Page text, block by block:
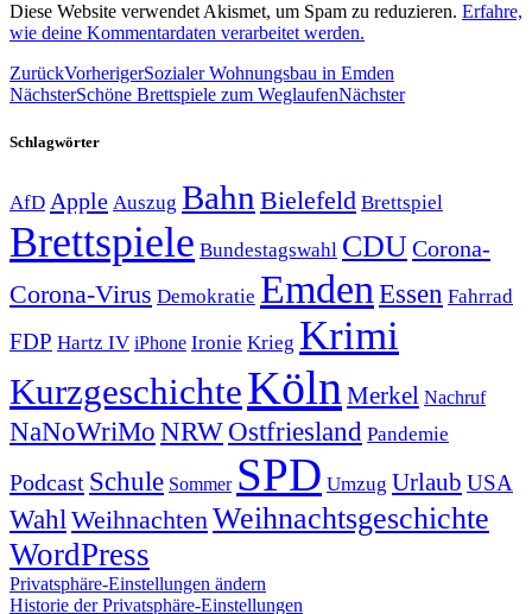
Diese Website verwendet Akismet, um Spam zu reduzieren. Erfahre,
wie deine Kommentardaten verarbeitet werden.
ZurückVorherigerSozialer Wohnungsbau in Emden
NächsterSchöne Brettspiele zum WeglaufenNächster
Schlagwörter
AfD Apple Auszug Bahn Bielefeld Brettspiel
Brettspiele Bundestagswahl CDUCorona-
Corona-Virus Demokratie Emden Essen Fahrrad
FDP Hartz IV iPhone Ironie Krieg Krimi
KurzgeschichteKöln Merkel Nachruf
NaNoWriMo NRWOstfriesland Pandemie
Podcast Schule Sommer SPD Umzug Urlaub USA
Wahl Weihnachten Weihnachtsgeschichte
WordPress
Privatsphäre-Einstellungen ändern
Historie der Privatsphäre-Einstellungen